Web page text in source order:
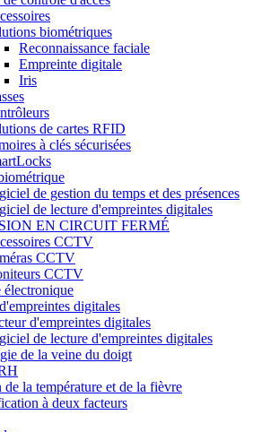
biométriques
Reconnaissance faciale
Empreinte digitale
Iris
de cartes RFID
à clés sécurisées
de gestion du temps et des présences
de lecture d'empreintes digitales
EN CIRCUIT FERMÉ
CCTV
CCTV
CCTV
électronique
digitales
d'empreintes digitales
de lecture d'empreintes digitales
de la veine du doigt
de la température et de la fièvre
à deux facteurs